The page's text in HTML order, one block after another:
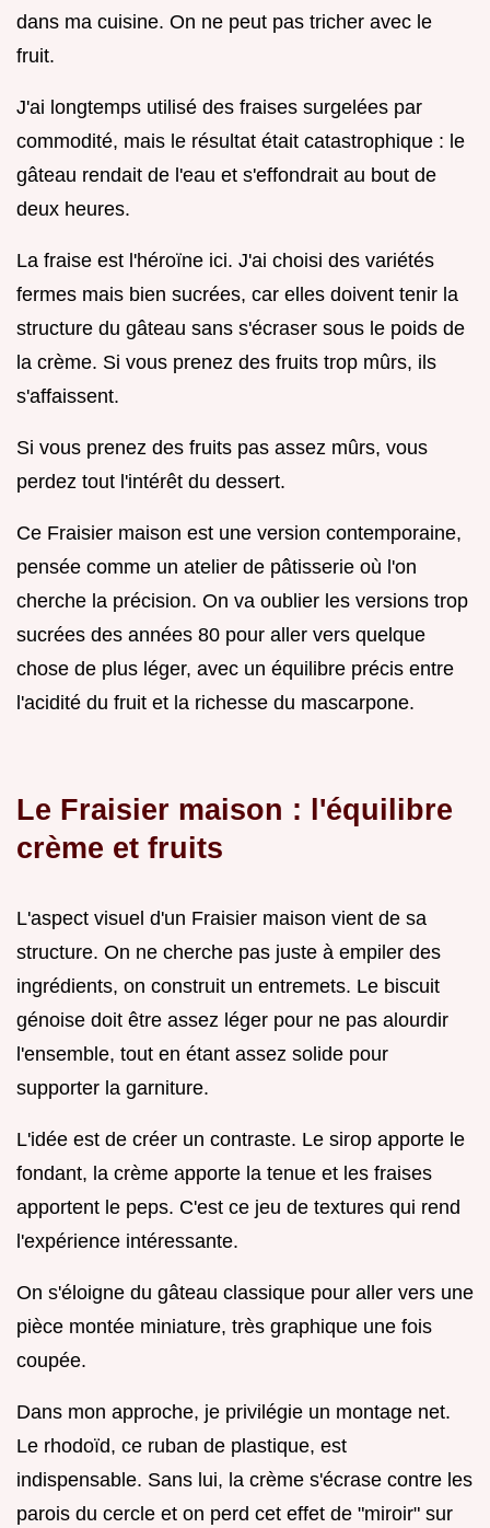
dans ma cuisine. On ne peut pas tricher avec le
fruit.
J'ai longtemps utilisé des fraises surgelées par
commodité, mais le résultat était catastrophique : le
gâteau rendait de l'eau et s'effondrait au bout de
deux heures.
La fraise est l'héroïne ici. J'ai choisi des variétés
fermes mais bien sucrées, car elles doivent tenir la
structure du gâteau sans s'écraser sous le poids de
la crème. Si vous prenez des fruits trop mûrs, ils
s'affaissent.
Si vous prenez des fruits pas assez mûrs, vous
perdez tout l'intérêt du dessert.
Ce Fraisier maison est une version contemporaine,
pensée comme un atelier de pâtisserie où l'on
cherche la précision. On va oublier les versions trop
sucrées des années 80 pour aller vers quelque
chose de plus léger, avec un équilibre précis entre
l'acidité du fruit et la richesse du mascarpone.
Le Fraisier maison : l'équilibre
crème et fruits
L'aspect visuel d'un Fraisier maison vient de sa
structure. On ne cherche pas juste à empiler des
ingrédients, on construit un entremets. Le biscuit
génoise doit être assez léger pour ne pas alourdir
l'ensemble, tout en étant assez solide pour
supporter la garniture.
L'idée est de créer un contraste. Le sirop apporte le
fondant, la crème apporte la tenue et les fraises
apportent le peps. C'est ce jeu de textures qui rend
l'expérience intéressante.
On s'éloigne du gâteau classique pour aller vers une
pièce montée miniature, très graphique une fois
coupée.
Dans mon approche, je privilégie un montage net.
Le rhodoïd, ce ruban de plastique, est
indispensable. Sans lui, la crème s'écrase contre les
parois du cercle et on perd cet effet de "miroir" sur